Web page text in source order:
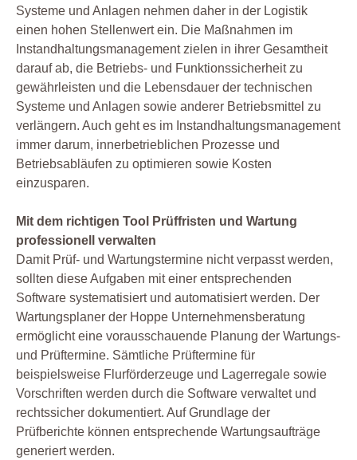
Systeme und Anlagen nehmen daher in der Logistik
einen hohen Stellenwert ein. Die Maßnahmen im
Instandhaltungsmanagement zielen in ihrer Gesamtheit
darauf ab, die Betriebs- und Funktionssicherheit zu
gewährleisten und die Lebensdauer der technischen
Systeme und Anlagen sowie anderer Betriebsmittel zu
verlängern. Auch geht es im Instandhaltungsmanagement
immer darum, innerbetrieblichen Prozesse und
Betriebsabläufen zu optimieren sowie Kosten
einzusparen.
Mit dem richtigen Tool Prüffristen und Wartung
professionell verwalten
Damit Prüf- und Wartungstermine nicht verpasst werden,
sollten diese Aufgaben mit einer entsprechenden
Software systematisiert und automatisiert werden. Der
Wartungsplaner der Hoppe Unternehmensberatung
ermöglicht eine vorausschauende Planung der Wartungs-
und Prüftermine. Sämtliche Prüftermine für
beispielsweise Flurförderzeuge und Lagerregale sowie
Vorschriften werden durch die Software verwaltet und
rechtssicher dokumentiert. Auf Grundlage der
Prüfberichte können entsprechende Wartungsaufträge
generiert werden.